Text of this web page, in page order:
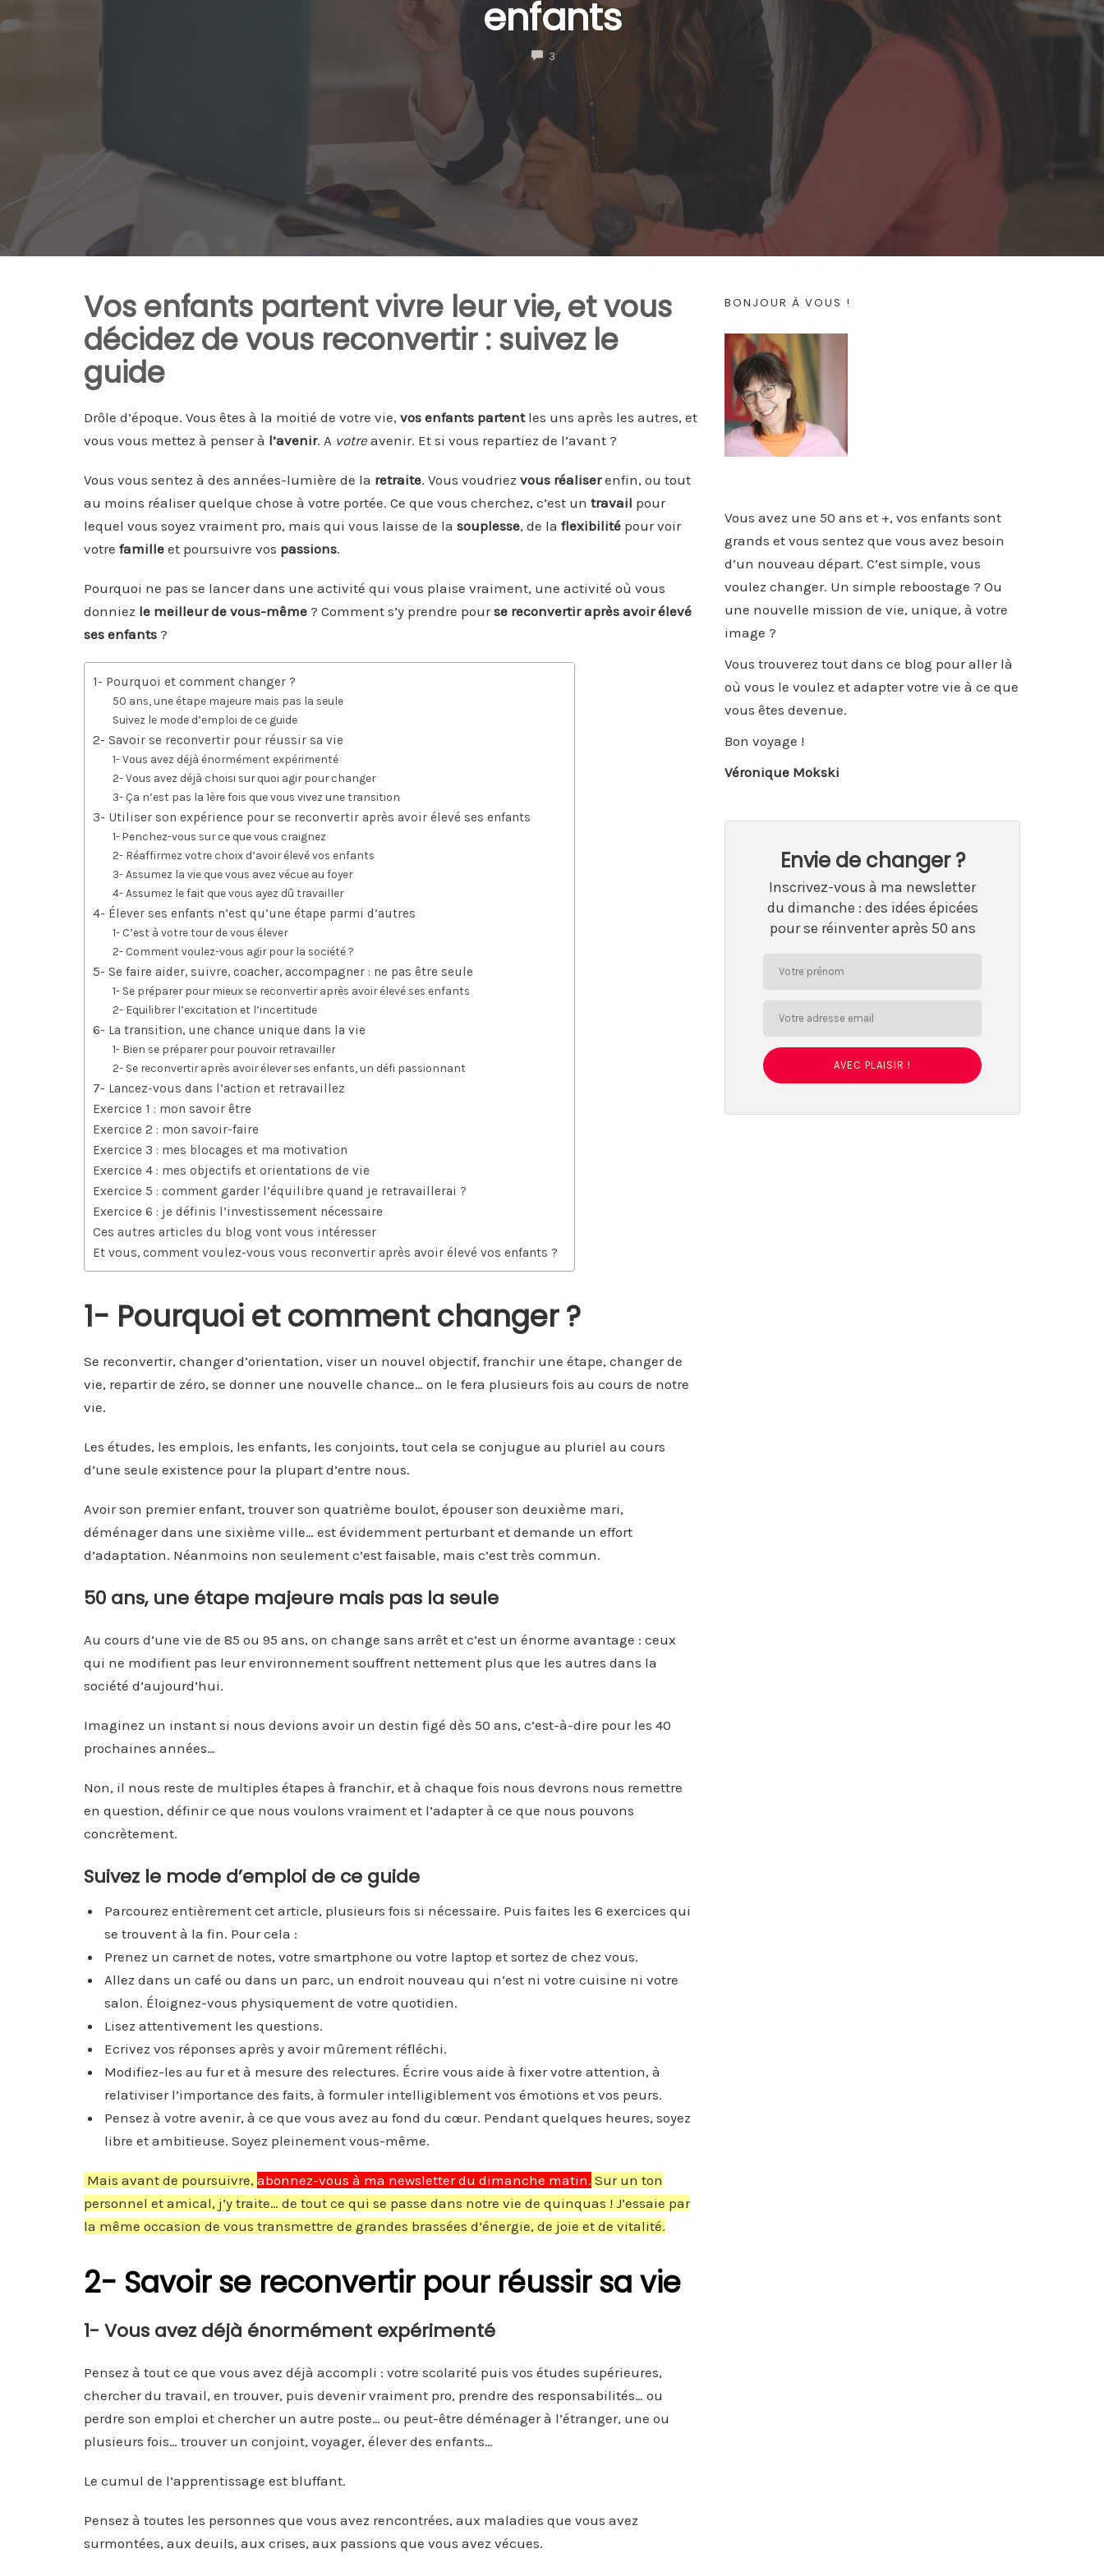
enfants
3COMMENTS
Vos enfants partent vivre leur vie, et vous
décidez de vous reconvertir : suivez le
guide
Drôle d’époque. Vous êtes à la moitié de votre vie, vos enfants partent les uns après les autres, et
vous vous mettez à penser à l’avenir. A votre avenir. Et si vous repartiez de l’avant ?
Vous vous sentez à des années-lumière de la retraite. Vous voudriez vous réaliserenfin, ou tout
au moins réaliser quelque chose à votre portée. Ce que vous cherchez, c’est un travail pour
lequel vous soyez vraiment pro, mais qui vous laisse de la souplesse, de la flexibilité pour voir
votre famille et poursuivre vos passions.
Pourquoi ne pas se lancer dans une activité qui vous plaise vraiment, une activité où vous
donniez le meilleur de vous-même ? Comment s’y prendre pourse reconvertir après avoir élevé
ses enfants ?
1- Pourquoi et comment changer ?
50 ans, une étape majeure mais pas la seule
Suivez le mode d’emploi de ce guide
2- Savoir se reconvertir pour réussir sa vie
1- Vous avez déjà énormément expérimenté
2- Vous avez déjà choisi sur quoi agir pour changer
3- Ça n’est pas la 1ère fois que vous vivez une transition
3- Utiliser son expérience pour se reconvertir après avoir élevé ses enfants
1- Penchez-vous sur ce que vous craignez
2- Réaffirmez votre choix d’avoir élevé vos enfants
3- Assumez la vie que vous avez vécue au foyer
4- Assumez le fait que vous ayez dû travailler
4- Élever ses enfants n’est qu’une étape parmi d’autres
1- C’est à votre tour de vous élever
2- Comment voulez-vous agir pour la société ?
5- Se faire aider, suivre, coacher, accompagner : ne pas être seule
1- Se préparer pour mieux se reconvertir après avoir élevé ses enfants
2- Equilibrer l’excitation et l’incertitude
6- La transition, une chance unique dans la vie
1- Bien se préparer pour pouvoir retravailler
2- Se reconvertir après avoir élever ses enfants, un défi passionnant
7- Lancez-vous dans l’action et retravaillez
Exercice 1 : mon savoir être
Exercice 2 : mon savoir-faire
Exercice 3 : mes blocages et ma motivation
Exercice 4 : mes objectifs et orientations de vie
Exercice 5 : comment garder l’équilibre quand je retravaillerai ?
Exercice 6 : je définis l’investissement nécessaire
Ces autres articles du blog vont vous intéresser
Et vous, comment voulez-vous vous reconvertir après avoir élevé vos enfants ?
1- Pourquoi et comment changer ?
Se reconvertir, changer d’orientation, viser un nouvel objectif, franchir une étape, changer de
vie, repartir de zéro, se donner une nouvelle chance… on le fera plusieurs fois au cours de notre
vie.
Les études, les emplois, les enfants, les conjoints, tout cela se conjugue au pluriel au cours
d’une seule existence pour la plupart d’entre nous.
Avoir son premier enfant, trouver son quatrième boulot, épouser son deuxième mari,
déménager dans une sixième ville… est évidemment perturbant et demande un effort
d’adaptation. Néanmoins non seulement c’est faisable, mais c’est très commun.
50 ans, une étape majeure mais pas la seule
Au cours d’une vie de 85 ou 95 ans, on change sans arrêt et c’est un énorme avantage : ceux
qui ne modifient pas leur environnement souffrent nettement plus que les autres dans la
société d’aujourd’hui.
Imaginez un instant si nous devions avoir un destin figé dès 50 ans, c’est-à-dire pour les 40
prochaines années…
Non, il nous reste de multiples étapes à franchir, et à chaque fois nous devrons nous remettre
en question, définir ce que nous voulons vraiment et l’adapter à ce que nous pouvons
concrètement.
Suivez le mode d’emploi de ce guide
Parcourez entièrement cet article, plusieurs fois si nécessaire. Puis faites les 6 exercices qui
se trouvent à la fin. Pour cela :
Prenez un carnet de notes, votre smartphone ou votre laptop et sortez de chez vous.
Allez dans un café ou dans un parc, un endroit nouveau qui n’est ni votre cuisine ni votre
salon. Éloignez-vous physiquement de votre quotidien.
Lisez attentivement les questions.
Ecrivez vos réponses après y avoir mûrement réfléchi.
Modifiez-les au fur et à mesure des relectures. Écrire vous aide à fixer votre attention, à
relativiser l’importance des faits, à formuler intelligiblement vos émotions et vos peurs.
Pensez à votre avenir, à ce que vous avez au fond du cœur. Pendant quelques heures, soyez
libre et ambitieuse. Soyez pleinement vous-même.
Mais avant de poursuivre, abonnez-vous à ma newsletter du dimanche matin. Sur un ton
personnel et amical, j’y traite… de tout ce qui se passe dans notre vie de quinquas ! J’essaie par
la même occasion de vous transmettre de grandes brassées d’énergie, de joie et de vitalité.
2- Savoir se reconvertir pour réussir sa vie
1- Vous avez déjà énormément expérimenté
Pensez à tout ce que vous avez déjà accompli : votre scolarité puis vos études supérieures,
chercher du travail, en trouver, puis devenir vraiment pro, prendre des responsabilités… ou
perdre son emploi et chercher un autre poste… ou peut-être déménager à l’étranger, une ou
plusieurs fois… trouver un conjoint, voyager, élever des enfants…
Le cumul de l’apprentissage est bluffant.
Pensez à toutes les personnes que vous avez rencontrées, aux maladies que vous avez
surmontées, aux deuils, aux crises, aux passions que vous avez vécues.
BONJOUR À VOUS !
Vous avez une 50 ans et +, vos enfants sont
grands et vous sentez que vous avez besoin
d’un nouveau départ. C’est simple, vous
voulez changer. Un simple reboostage ? Ou
une nouvelle mission de vie, unique, à votre
image ?
Vous trouverez tout dans ce blog pour aller là
où vous le voulez et adapter votre vie à ce que
vous êtes devenue.
Bon voyage !
Véronique Mokski
Envie de changer ?
Inscrivez-vous à ma newsletter
du dimanche : des idées épicées
pour se réinventer après 50 ans
AVEC PLAISIR !